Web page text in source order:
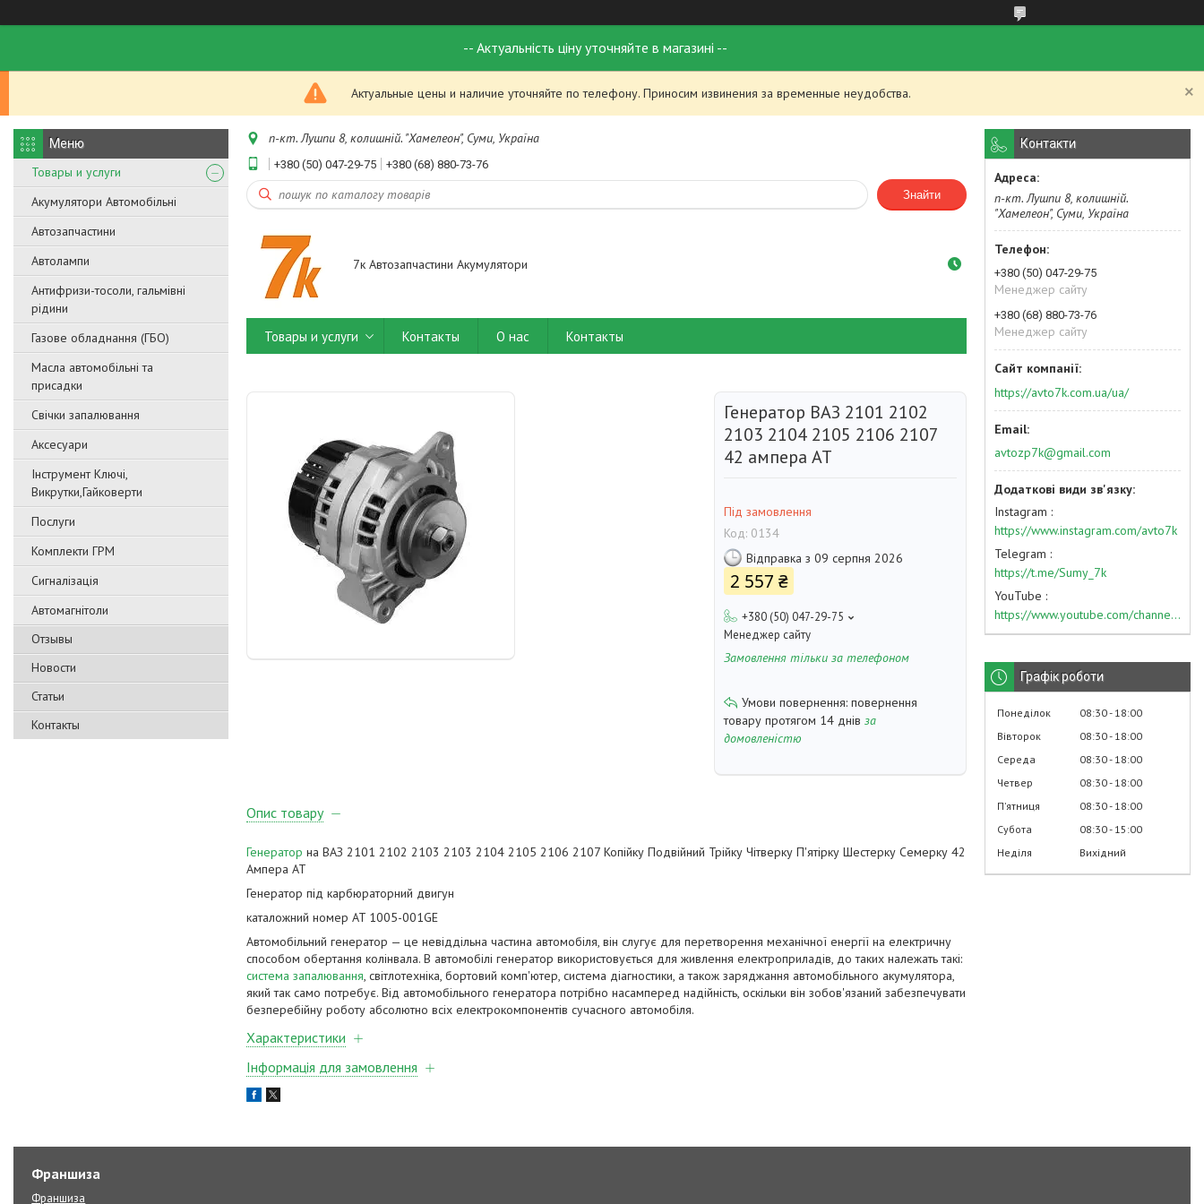
-- Актуальність ціну уточняйте в магазині --
Актуальные цены и наличие уточняйте по телефону. Приносим извинения за временные неудобства.
Товары и услуги
Акумулятори Автомобільні
Автозапчастини
Автолампи
Антифризи-тосоли, гальмівні
рідини
Газове обладнання (ГБО)
Масла автомобільні та
присадки
Свічки запалювання
Аксесуари
Інструмент Ключі,
Викрутки,Гайковерти
Послуги
Комплекти ГРМ
Сигналізація
Автомагнітоли
Отзывы
Новости
Статьи
Контакты
п-кт. Лушпи 8, колишній. "Хамелеон", Суми, Україна
+380 (50) 047-29-75 +380 (68) 880-73-76
Знайти
7к Автозапчастини Акумулятори
Товары и услуги Контакты О нас Контакты
Генератор ВАЗ 2101 2102
2103 2104 2105 2106 2107
42 ампера АТ
Під замовлення
Код: 0134
Відправка з 09 серпня 2026
2 557 ₴
+380 (50) 047-29-75
Менеджер сайту
Замовлення тільки за телефоном
повернення
товару протягом 14 днів за
домовленістю
Опис товару
Генератор на ВАЗ 2101 2102 2103 2103 2104 2105 2106 2107 Копійку Подвійний Трійку Чітверку П'ятірку Шестерку Семерку 42
Ампера АТ
Генератор під карбюраторний двигун
каталожний номер AT 1005-001GE
Автомобільний генератор — це невіддільна частина автомобіля, він слугує для перетворення механічної енергії на електричну
способом обертання колінвала. В автомобілі генератор використовується для живлення електроприладів, до таких належать такі:
система запалювання, світлотехніка, бортовий комп'ютер, система діагностики, а також заряджання автомобільного акумулятора,
який так само потребує. Від автомобільного генератора потрібно насамперед надійність, оскільки він зобов'язаний забезпечувати
безперебійну роботу абсолютно всіх електрокомпонентів сучасного автомобіля.
Характеристики
Інформація для замовлення
Контакти
п-кт. Лушпи 8, колишній.
"Хамелеон", Суми, Україна
+380 (50) 047-29-75
Менеджер сайту
+380 (68) 880-73-76
Менеджер сайту
https://avto7k.com.ua/ua/
avtozp7k@gmail.com
Instagram
https://www.instagram.com/avto7k
Telegram
https://t.me/Sumy_7k
YouTube
https://www.youtube.com/channel/UC574nvqqf5H_LzT4Va_GpQg?view_as=subscriber
Графік роботи
Понеділок 08:30 18:00
Вівторок
08:30 18:00
Середа
08:30 18:00
Четвер
08:30 18:00
Пʼятниця
08:30 18:00
Субота
08:30 15:00
Неділя
Вихідний
Франшиза
Франшиза